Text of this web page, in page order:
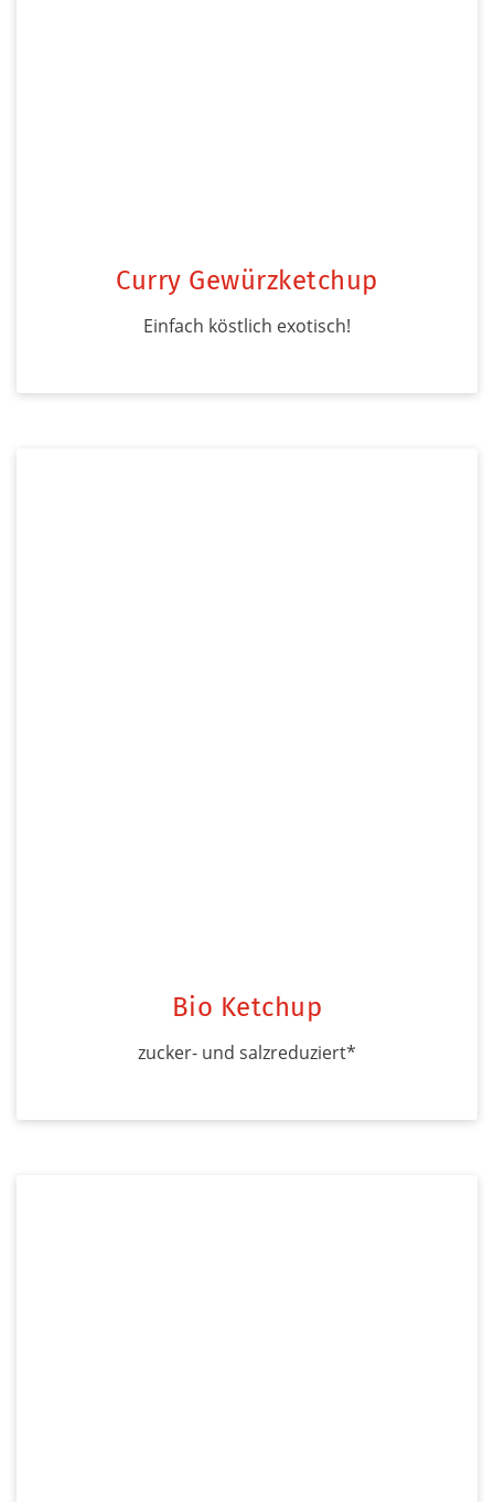
Curry Gewürzketchup
Einfach köstlich exotisch!
Bio Ketchup
zucker- und salzreduziert*